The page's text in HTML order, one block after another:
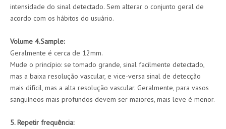
intensidade do sinal detectado. Sem alterar o conjunto geral de
acordo com os hábitos do usuário.
Volume 4.Sample:
Geralmente é cerca de 12mm.
Mude o princípio: se tomado grande, sinal facilmente detectado,
mas a baixa resolução vascular, e vice-versa sinal de detecção
mais difícil, mas a alta resolução vascular. Geralmente, para vasos
sanguíneos mais profundos devem ser maiores, mais leve é ​​menor.
5. Repetir frequência: